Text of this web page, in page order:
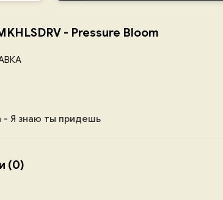
- Pressure Bloom
- Я знаю ты придешь
(0)